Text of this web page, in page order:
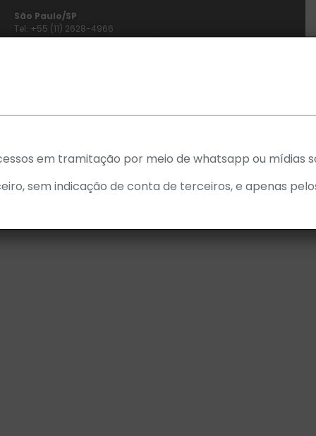
São Paulo/SP
Tel: +55 (11) 2628-4966
Rua Diogo Moreira, 132, Condomínio Edif. Faria Lima Premium,
Centro – CEP: 20.011-001
© Powered by Artis Digital. Premium Hosting
em tramitação por meio de whatsapp ou mídias
sem indicação de conta de terceiros, e apenas